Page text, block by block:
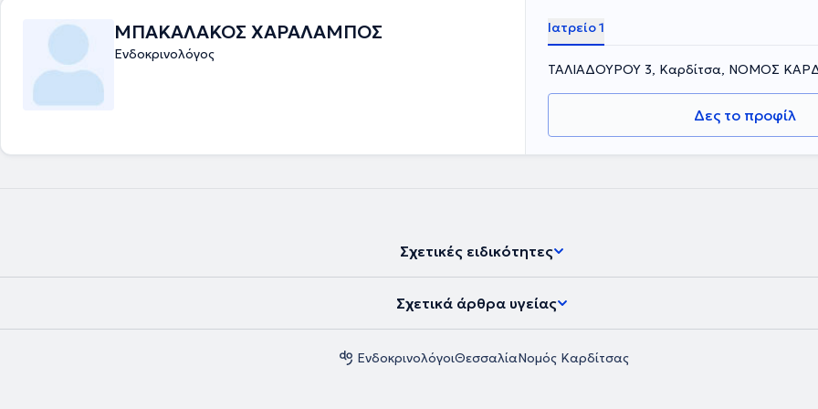
ΜΠΑΚΑΛΑΚΟΣ ΧΑΡΑΛΑΜΠΟΣ
Ενδοκρινολόγος
Ιατρείο 1
ΤΑΛΙΑΔΟΥΡΟΥ 3, Καρδίτσα, ΝΟΜΟΣ
Δες το προφίλ
Σχετικές ειδικότητες
Σχετικά άρθρα υγείας
ΕνδοκρινολόγοιΘεσσαλίαΝομός Καρδίτσας